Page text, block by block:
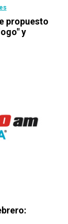
propuesto
y